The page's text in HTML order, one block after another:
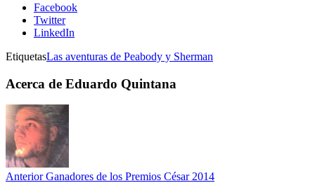
Facebook
Twitter
LinkedIn
EtiquetasLas aventuras de Peabody y Sherman
Acerca de Eduardo Quintana
AnteriorGanadores de los Premios César 2014